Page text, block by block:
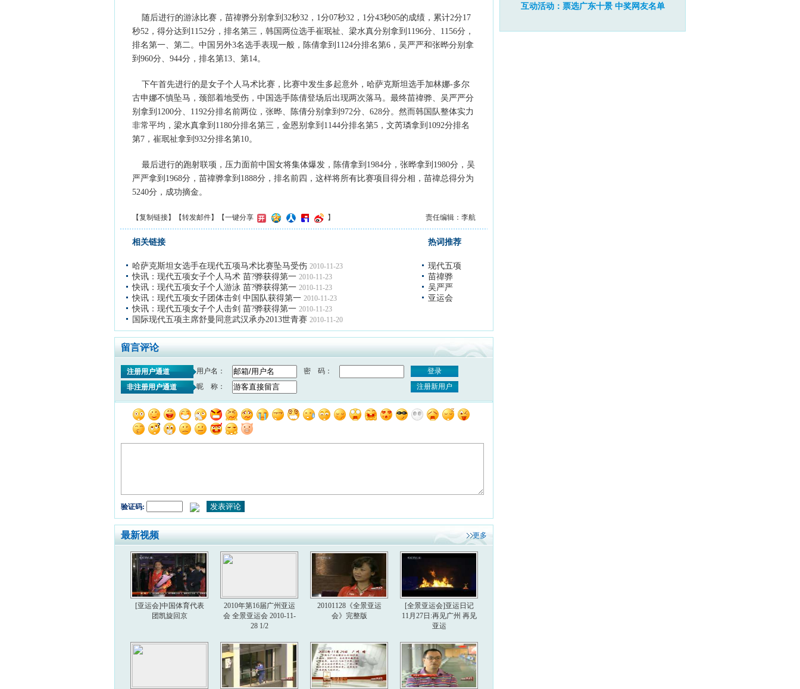
随后进行的游泳比赛，苗禕骅分别拿到32秒32，1分07秒32，1分43秒05的成绩，累计2分17
秒52，得分达到1152分，排名第三，韩国两位选手崔珉祉、梁水真分别拿到1196分、1156分，
排名第一、第二。中国另外3名选手表现一般，陈倩拿到1124分排名第6，吴严严和张晔分别拿
到960分、944分，排名第13、第14。
下午首先进行的是女子个人马术比赛，比赛中发生多起意外，哈萨克斯坦选手加林娜-多尔
古申娜不慎坠马，颈部着地受伤，中国选手陈倩登场后出现两次落马。最终苗禕骅、吴严严分
别拿到1200分、1192分排名前两位，张晔、陈倩分别拿到972分、628分。然而韩国队整体实力
非常平均，梁水真拿到1180分排名第三，金恩别拿到1144分排名第5，文芮璘拿到1092分排名
第7，崔珉祉拿到932分排名第10。
最后进行的跑射联项，压力面前中国女将集体爆发，陈倩拿到1984分，张晔拿到1980分，吴
严严拿到1968分，苗禕骅拿到1888分，排名前四，这样将所有比赛项目得分相，苗禕总得分为
5240分，成功摘金。
责任编辑：李航
【复制链接】【转发邮件】 【一键分享 】
相关链接
哈萨克斯坦女选手在现代五项马术比赛坠马受伤 2010-11-23
快讯：现代五项女子个人马术 苗?骅获得第一 2010-11-23
快讯：现代五项女子个人游泳 苗?骅获得第一 2010-11-23
快讯：现代五项女子团体击剑 中国队获得第一 2010-11-23
快讯：现代五项女子个人击剑 苗?骅获得第一 2010-11-23
国际现代五项主席舒曼同意武汉承办2013世青赛 2010-11-20
热词推荐
现代五项
苗禕骅
吴严严
亚运会
留言评论
注册用户通道 用户名： 密 码：
登录
非注册用户通道
昵 称： 注册新用户
验证码:
最新视频 更多
[亚运会]中国体育代表
团凯旋回京
2010年第16届广州亚运
会 全景亚运会 2010-11-
28 1/2
20101128《全景亚运
会》完整版
[全景亚运会]亚运日记
11月27日:再见广州 再见
亚运
互动活动：票选广东十景 中奖网友名单